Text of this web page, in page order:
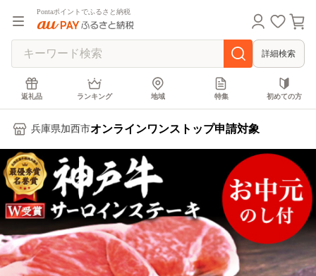
Pontaポイントでふるさと納税
詳細検索
返礼品 ランキング 地域 特集 初めての方
兵庫県加西市オンラインワンストップ申請対象